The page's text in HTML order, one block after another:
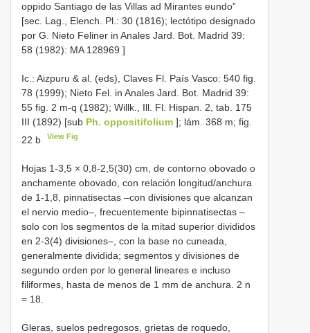
oppido Santiago de las Villas ad Mirantes eundo”
[sec. Lag., Elench. Pl.: 30 (1816); lectótipo designado
por G. Nieto Feliner in Anales Jard. Bot. Madrid 39:
58 (1982): MA 128969 ]
Ic.: Aizpuru & al. (eds), Claves Fl. País Vasco: 540 fig.
78 (1999); Nieto Fel. in Anales Jard. Bot. Madrid 39:
55 fig. 2 m-q (1982); Willk., Ill. Fl. Hispan. 2, tab. 175
III (1892) [sub Ph. oppositifolium ]; lám. 368 m; fig.
22 b
View Fig
Hojas 1-3,5 × 0,8-2,5(30) cm, de contorno obovado o
anchamente obovado, con relación longitud/anchura
de 1-1,8, pinnatisectas –con divisiones que alcanzan
el nervio medio–, frecuentemente bipinnatisectas –
solo con los segmentos de la mitad superior divididos
en 2-3(4) divisiones–, con la base no cuneada,
generalmente dividida; segmentos y divisiones de
segundo orden por lo general lineares e incluso
filiformes, hasta de menos de 1 mm de anchura. 2 n
= 18.
Gleras, suelos pedregosos, grietas de roquedo,